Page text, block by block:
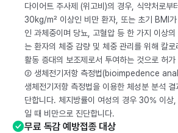
다이어트 주사제 (위고비)의 경우, 식약처로부
30kg/m² 이상인 비만 환자, 또는 초기 BMI
인 과체중이며 당뇨, 고혈압 등 한 가지 이상
는 환자의 체중 감량 및 체중 관리를 위해 칼로
활동 증대의 보조제로서 투여하는 것으로 허가
② 생체전기저항 측정법(bioimpedence
생체전기저항 측정법을 이용한 체성분 분석
단합니다. 체지방률이 여성의 경우 30% 이
일 때 비만으로 진단합니다.
무료 독감 예방접종 대상